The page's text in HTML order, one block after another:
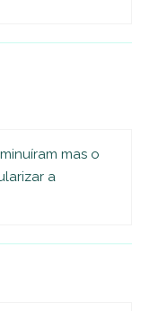
mas o
a